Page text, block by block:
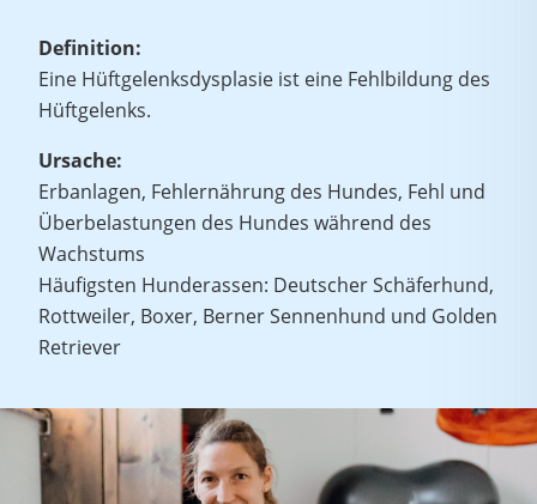
Definition:
Eine Hüftgelenksdysplasie ist eine Fehlbildung des
Hüftgelenks.
Ursache:
Erbanlagen, Fehlernährung des Hundes, Fehl und
Überbelastungen des Hundes während des
Wachstums
Häufigsten Hunderassen: Deutscher Schäferhund,
Rottweiler, Boxer, Berner Sennenhund und Golden
Retriever